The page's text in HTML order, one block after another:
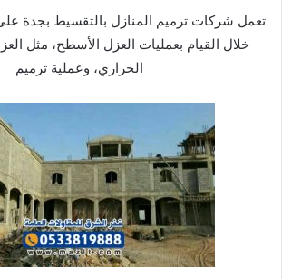
تعمل شركات ترميم المنازل بالتقسيط بجدة
خلال القيام بعمليات العزل الأسطح، مثل
الحراري، وعملية ترميم